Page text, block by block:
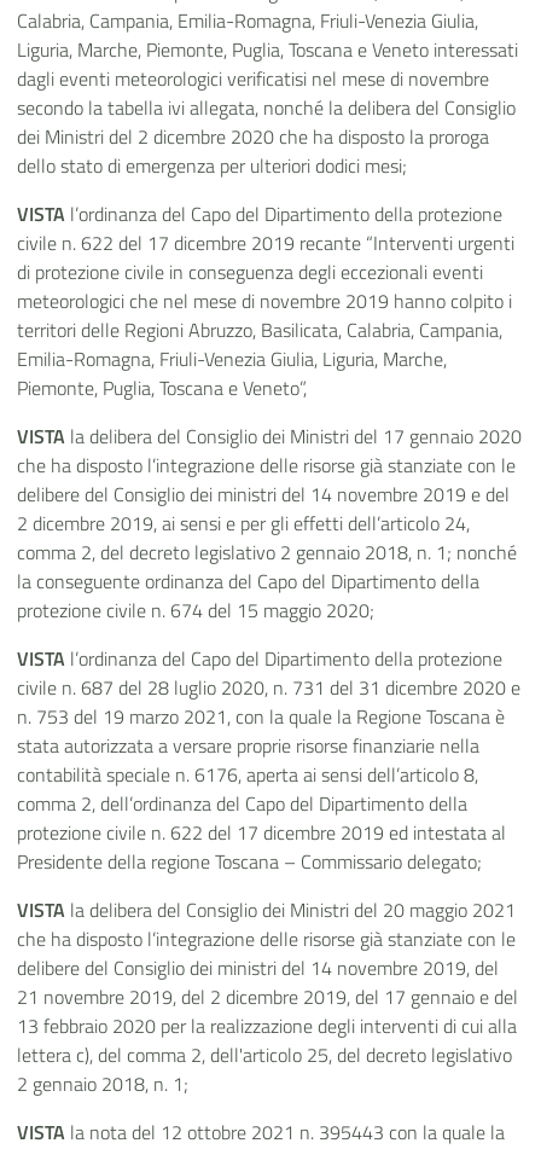
Calabria, Campania, Emilia-Romagna, Friuli-Venezia Giulia,
Liguria, Marche, Piemonte, Puglia, Toscana e Veneto interessati
dagli eventi meteorologici verificatisi nel mese di novembre
secondo la tabella ivi allegata, nonché la delibera del Consiglio
dei Ministri del 2 dicembre 2020 che ha disposto la proroga
dello stato di emergenza per ulteriori dodici mesi;
VISTA l’ordinanza del Capo del Dipartimento della protezione
civile n. 622 del 17 dicembre 2019 recante “Interventi urgenti
di protezione civile in conseguenza degli eccezionali eventi
meteorologici che nel mese di novembre 2019 hanno colpito i
territori delle Regioni Abruzzo, Basilicata, Calabria, Campania,
Emilia-Romagna, Friuli-Venezia Giulia, Liguria, Marche,
Piemonte, Puglia, Toscana e Veneto”,
VISTA la delibera del Consiglio dei Ministri del 17 gennaio 2020
che ha disposto l’integrazione delle risorse già stanziate con le
delibere del Consiglio dei ministri del 14 novembre 2019 e del
2 dicembre 2019, ai sensi e per gli effetti dell’articolo 24,
comma 2, del decreto legislativo 2 gennaio 2018, n. 1; nonché
la conseguente ordinanza del Capo del Dipartimento della
protezione civile n. 674 del 15 maggio 2020;
VISTA l’ordinanza del Capo del Dipartimento della protezione
civile n. 687 del 28 luglio 2020, n. 731 del 31 dicembre 2020 e
n. 753 del 19 marzo 2021, con la quale la Regione Toscana è
stata autorizzata a versare proprie risorse finanziarie nella
contabilità speciale n. 6176, aperta ai sensi dell’articolo 8,
comma 2, dell’ordinanza del Capo del Dipartimento della
protezione civile n. 622 del 17 dicembre 2019 ed intestata al
Presidente della regione Toscana – Commissario delegato;
VISTA la delibera del Consiglio dei Ministri del 20 maggio 2021
che ha disposto l’integrazione delle risorse già stanziate con le
delibere del Consiglio dei ministri del 14 novembre 2019, del
21 novembre 2019, del 2 dicembre 2019, del 17 gennaio e del
13 febbraio 2020 per la realizzazione degli interventi di cui alla
lettera c), del comma 2, dell'articolo 25, del decreto legislativo
2 gennaio 2018, n. 1;
VISTA la nota del 12 ottobre 2021 n. 395443 con la quale la